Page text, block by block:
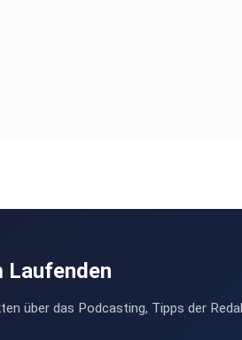
Laufenden
über das Podcasting, Tipps der